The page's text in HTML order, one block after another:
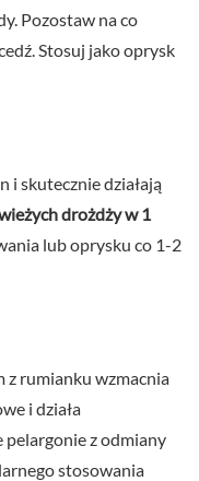
Pozostaw na co
Stosuj jako oprysk
i skutecznie działają
drożdży w 1
lub oprysku co 1-2
z rumianku wzmacnia
i działa
pelargonie z odmiany
stosowania